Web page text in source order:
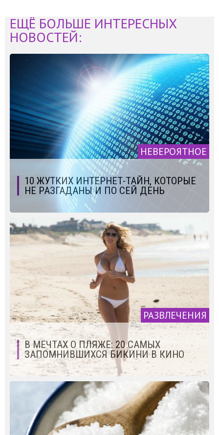
ЕЩЁ БОЛЬШЕ ИНТЕРЕСНЫХ
НОВОСТЕЙ:
НЕВЕРОЯТНОЕ
10 ЖУТКИХ ИНТЕРНЕТ-ТАЙН, КОТОРЫЕ
НЕ РАЗГАДАНЫ И ПО СЕЙ ДЕНЬ
РАЗВЛЕЧЕНИЯ
В МЕЧТАХ О ПЛЯЖЕ: 20 САМЫХ
ЗАПОМНИВШИХСЯ БИКИНИ В КИНО